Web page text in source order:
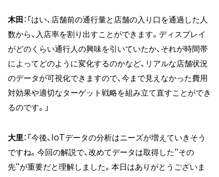
木田 ：「はい、店舗前の通行量と店舗の入り口を通過した人
数から、入店率を割り出すことができます。ディスプレイ
がどのくらい通行人の興味を引いていたか、それが時間帯
によってどのように変化するのかなど、リアルな店舗状況
のデータが可視化できますので、今まで見えなかった費用
対効果や適切なターゲット戦略を組み立て直すことができ
るのです。」
大里：「今後、IoTデータの分析はニーズが増えていきそう
ですね。今回の解説で、改めてデータは取得した”その
先”が重要だと理解しました。本日はありがとうございま